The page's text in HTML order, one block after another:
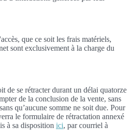
que ce soit les frais matériels,
sont exclusivement à la charge du
de se rétracter durant un délai quatorze
de la conclusion de la vente, sans
qu’aucune somme ne soit due. Pour
le formulaire de rétractation annexé
à sa disposition ici, par courriel à